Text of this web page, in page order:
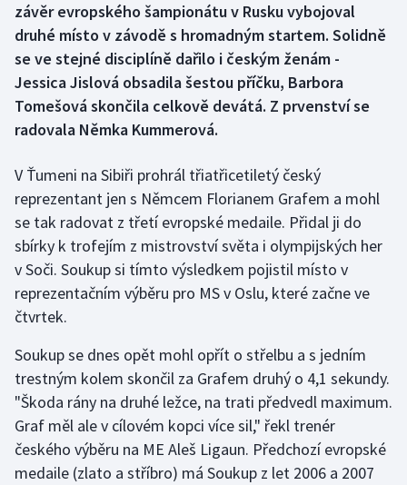
Curling
Dostihy
Florbal
Futsal
Golf
Gymnastika
Házená
Judo
Krasobruslení
Lezení
závěr evropského šampionátu v Rusku vybojoval
druhé místo v závodě s hromadným startem. Solidně
se ve stejné disciplíně dařilo i českým ženám -
Jessica Jislová obsadila šestou příčku, Barbora
Tomešová skončila celkově devátá. Z prvenství se
radovala Němka Kummerová.
V Ťumeni na Sibiři prohrál třiatřicetiletý český
reprezentant jen s Němcem Florianem Grafem a mohl
se tak radovat z třetí evropské medaile. Přidal ji do
sbírky k trofejím z mistrovství světa i olympijských her
v Soči. Soukup si tímto výsledkem pojistil místo v
reprezentačním výběru pro MS v Oslu, které začne ve
čtvrtek.
Soukup se dnes opět mohl opřít o střelbu a s jedním
trestným kolem skončil za Grafem druhý o 4,1 sekundy.
"Škoda rány na druhé ležce, na trati předvedl maximum.
Graf měl ale v cílovém kopci více sil," řekl trenér
českého výběru na ME Aleš Ligaun. Předchozí evropské
medaile (zlato a stříbro) má Soukup z let 2006 a 2007